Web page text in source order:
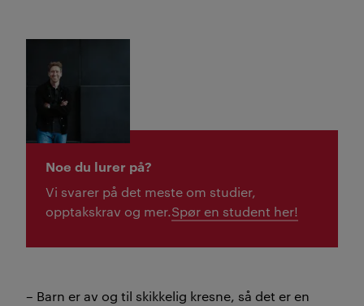
Noe du lurer på?
Vi svarer på det meste om studier,
opptakskrav og mer.Spør en student her!
– Barn er av og til skikkelig kresne, så det er en